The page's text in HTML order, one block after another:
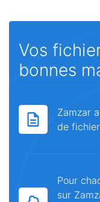
Vos
bonnes
Zamzar
de
Pour
sur